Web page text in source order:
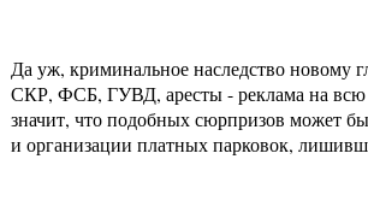
Да уж, криминальное наследство новому
СКР, ФСБ, ГУВД, аресты - реклама на всю
значит, что подобных сюрпризов может
и организации платных парковок,